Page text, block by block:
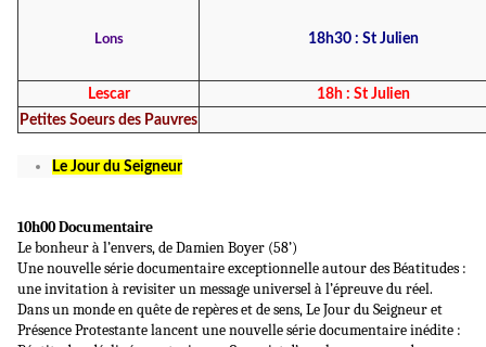
Lons 18h30 : St Julien
Lescar
18h : St Julien
Petites Soeurs des Pauvres
Le Jour du Seigneur
10h00 Documentaire
Le bonheur à l’envers, de Damien Boyer (58’)
Une nouvelle série documentaire exceptionnelle autour des Béatitudes :
une invitation à revisiter un message universel à l’épreuve du réel.
Dans un monde en quête de repères et de sens, Le Jour du Seigneur et
Présence Protestante lancent une nouvelle série documentaire inédite :